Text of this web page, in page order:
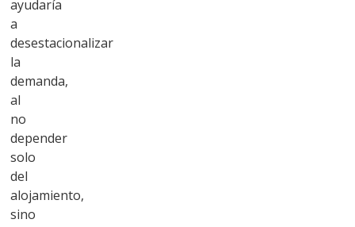
ayudaría
a
desestacionalizar
la
demanda,
al
no
depender
solo
del
alojamiento,
sino